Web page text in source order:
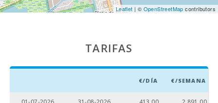
Playa de arena
Leaflet | © OpenStreetMap contributors
TARIFAS
€/DÍA €/SEMANA